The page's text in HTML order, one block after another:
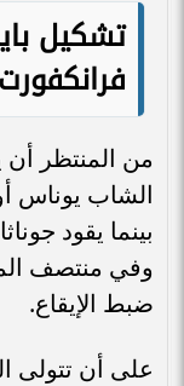
تشكيل
من المنتظر
الشاب يوناس
بينما يقود
وفي منتصف
ضبط الإيقاع.
على أن تتولى